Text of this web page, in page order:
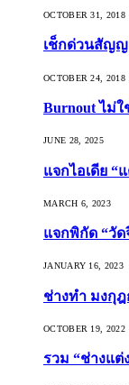
OCTOBER 31, 2018
เช็กด่วนสัญญ
OCTOBER 24, 2018
Burnout ไม่ใ
JUNE 28, 2025
แจกไอเดีย “
MARCH 6, 2023
แจกพิกัด “วัด
JANUARY 16, 2023
ช่างทำ มงกุ
OCTOBER 19, 2022
รวม “ช่างแต่